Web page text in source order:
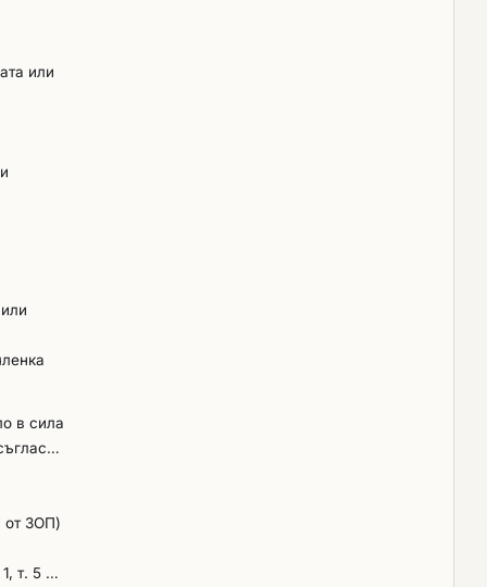
или
в сила
от ЗОП)
т. 5 от